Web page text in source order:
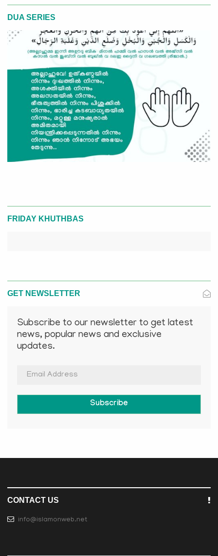
DUA SERIES
FRIDAY KHUTHBAS
GET NEWSLETTER
Subscribe to our newsletter to get latest
news, popular news and exclusive
updates.
Subscribe
CONTACT US
info@islamonweb.net